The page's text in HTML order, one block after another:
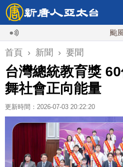
颱風白海
首頁 › 新聞 › 要聞
台灣總統教育獎
舞社會正向能量
更新時間：2026-07-03 20:22:20